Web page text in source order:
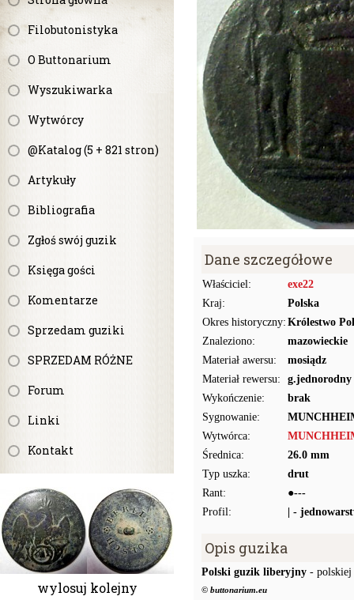
Filobutonistyka
O Buttonarium
Wyszukiwarka
Wytwórcy
@Katalog (5 + 821 stron)
Artykuły
Bibliografia
Zgłoś swój guzik
Księga gości
Komentarze
Sprzedam guziki
SPRZEDAM RÓŻNE
Forum
Linki
Kontakt
wylosuj kolejny
Dane szczegółowe
Właściciel:
exe22
Kraj:
Polska
Okres historyczny: Królestwo
Znaleziono:
mazowieckie
Materiał awersu:
mosiądz
Materiał rewersu:
g.jednorodny
Wykończenie:
brak
Sygnowanie:
Wytwórca:
Średnica:
26.0 mm
Typ uszka:
drut
Rant:
●---
Profil:
| -
Opis guzika
Polski guzik liberyjny - polskiej
© buttonarium.eu